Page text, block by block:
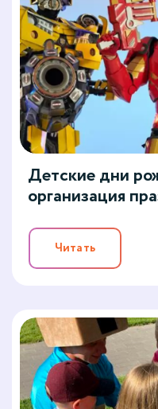
Детские дни
организация
Читать